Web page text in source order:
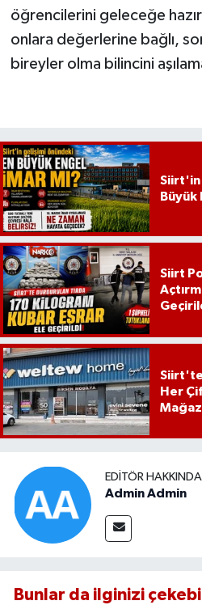
öğrencilerini geleceğe
onlara değerlerine bağlı,
bireyler olma bilincini
Siirt'in
Büyük
Siirt
Siirt'te
Her
EDITÖR HAKKINDA
Admin Admin
Bunlar da ilginizi